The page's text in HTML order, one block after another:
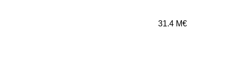
31.4 M€